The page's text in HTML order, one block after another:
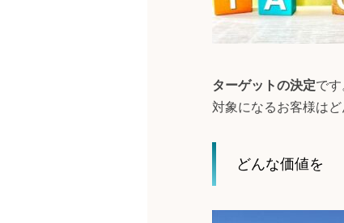
ターゲットの決定です
対象になるお客様は
どんな価値を